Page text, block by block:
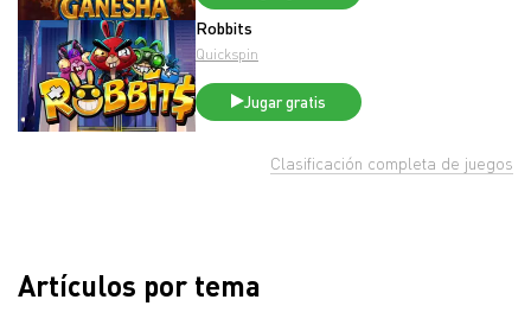
Robbits
Quickspin
Jugar gratis
Clasificación completa de juegos
Artículos por tema